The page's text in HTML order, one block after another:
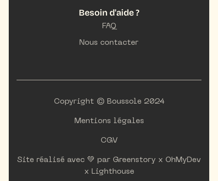
Besoin d'aide ?
FAQ
Nous contacter
Copyright © Boussole 2024
Mentions légales
CGV
Site réalisé avec 💚 par Greenstory x OhMyDev
x Lighthouse